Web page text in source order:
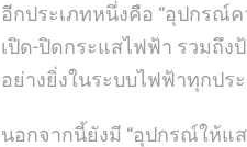
อีกประเภทหนึ่งคือ “อุปกรณ์
เปิด-ปิดกระแสไฟฟ้า รวมถึ
อย่างยิ่งในระบบไฟฟ้าทุกปร
นอกจากนี้ยังมี “อุปกรณ์ให้แ